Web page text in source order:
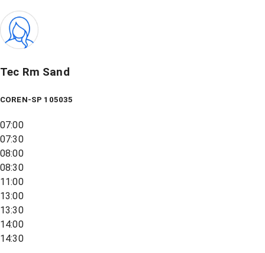
Tec Rm Sand
COREN-SP 105035
07:00
07:30
08:00
08:30
11:00
13:00
13:30
14:00
14:30